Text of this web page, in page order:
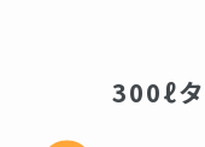
300ℓ